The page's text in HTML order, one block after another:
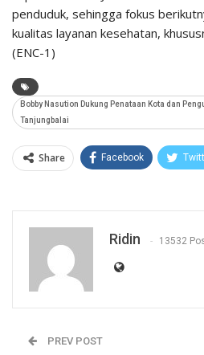
penduduk, sehingga fokus
kualitas layanan kesehatan,
(ENC-1)
Bobby Nasution Dukung Penataan Kota dan
Tanjungbalai
Share Facebook
Ridin 13532
PREV POST